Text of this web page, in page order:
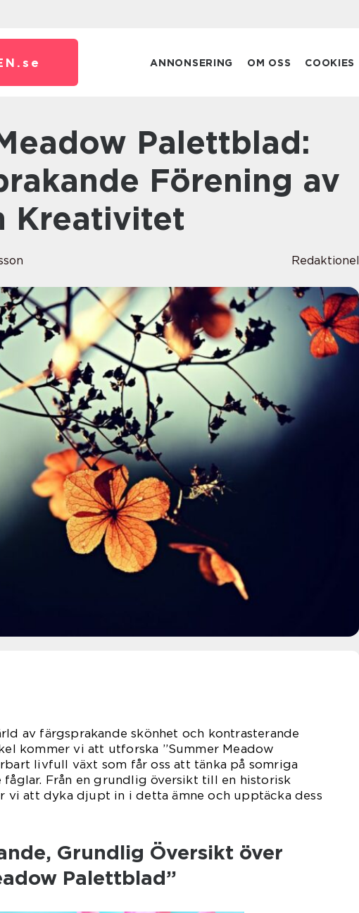
se ANNONSERING OM OSS COOKIES
Förening av
Kreativitet
Redaktionel
av färgsprakande skönhet och kontrasterande
kommer vi att utforska ”Summer Meadow
livfull växt som får oss att tänka på somriga
Från en grundlig översikt till en historisk
vi att dyka djupt in i detta ämne och upptäcka dess
Grundlig Översikt över
Palettblad”